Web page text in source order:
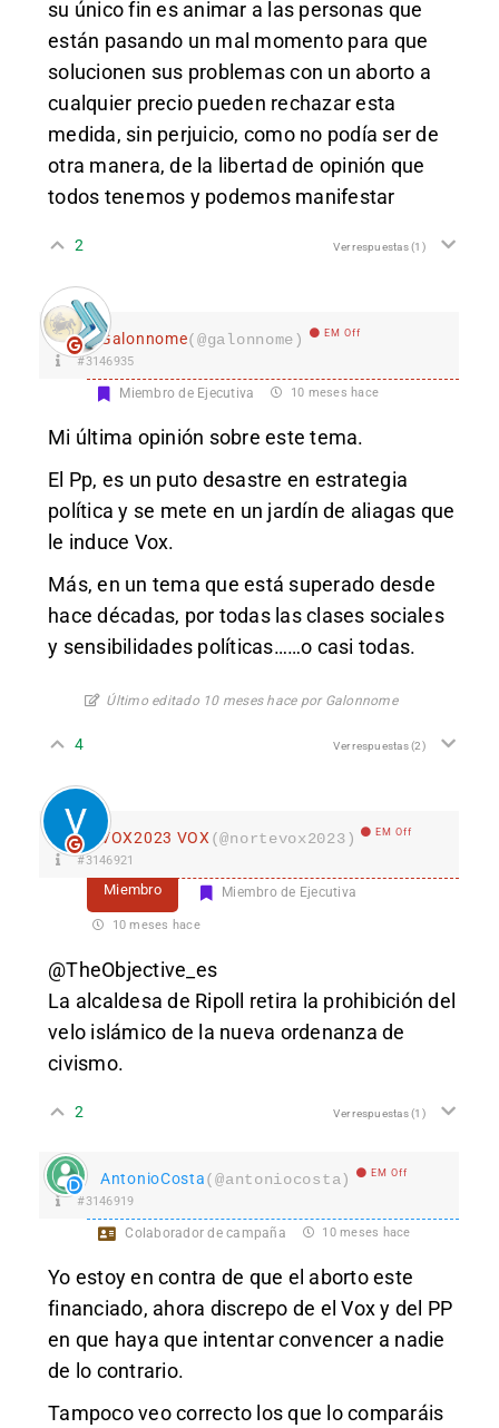
su único fin es animar a las personas que
están pasando un mal momento para que
solucionen sus problemas con un aborto a
cualquier precio pueden rechazar esta
medida, sin perjuicio, como no podía ser de
otra manera, de la libertad de opinión que
todos tenemos y podemos manifestar
2 Ver respuestas(1)
Galonnome(@galonnome) EM Off
#3146935
Miembro de Ejecutiva 10 meses hace
Mi última opinión sobre este tema.
El Pp, es un puto desastre en estrategia
política y se mete en un jardín de aliagas que
le induce Vox.
Más, en un tema que está superado desde
hace décadas, por todas las clases sociales
y sensibilidades políticas……o casi todas.
Último editado 10 meses hace por Galonnome
4 Ver respuestas(2)
VOX2023 VOX (@nortevox2023) EM Off
#3146921
Miembro Miembro de Ejecutiva
10 meses hace
@TheObjective_es
La alcaldesa de Ripoll retira la prohibición del
velo islámico de la nueva ordenanza de
civismo.
2 Ver respuestas(1)
AntonioCosta(@antoniocosta) EM Off
#3146919
Colaborador de campaña 10 meses hace
Yo estoy en contra de que el aborto este
financiado, ahora discrepo de el Vox y del PP
en que haya que intentar convencer a nadie
de lo contrario.
Tampoco veo correcto los que lo comparáis